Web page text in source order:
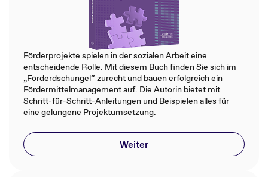
Förderprojekte spielen in der sozialen Arbeit eine
entscheidende Rolle. Mit diesem Buch finden Sie sich im
„Förderdschungel“ zurecht und bauen erfolgreich ein
Fördermittelmanagement auf. Die Autorin bietet mit
Schritt-für-Schritt-Anleitungen und Beispielen alles für
eine gelungene Projektumsetzung.
Weiter